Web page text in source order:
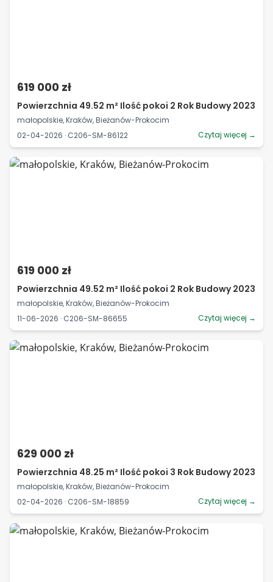
619 000 zł
Powierzchnia 49.52 m² Ilość pokoi 2 Rok Budowy 2023
małopolskie, Kraków, Bieżanów-Prokocim
02-04-2026 · C206-SM-86122
Czytaj więcej →
619 000 zł
Powierzchnia 49.52 m² Ilość pokoi 2 Rok Budowy 2023
małopolskie, Kraków, Bieżanów-Prokocim
11-06-2026 · C206-SM-86655
Czytaj więcej →
629 000 zł
Powierzchnia 48.25 m² Ilość pokoi 3 Rok Budowy 2023
małopolskie, Kraków, Bieżanów-Prokocim
02-04-2026 · C206-SM-18859
Czytaj więcej →